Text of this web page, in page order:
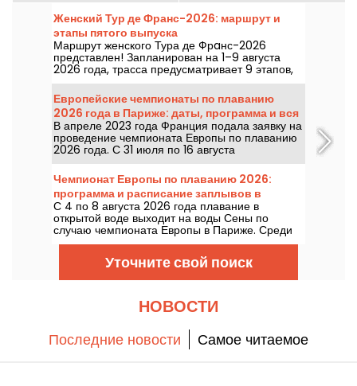
Женский Тур де Франс-2026: маршрут и
этапы пятого выпуска
Маршрут женского Тура де Фрaнс-2026
представлен! Запланирован на 1–9 августа
2026 года, трасса предусматривает 9 этапов,
старт — в Швейцарии, финиш — в Ницце.
Узнайте, что нас ждёт в этом году.
Европейские чемпионаты по плаванию
2026 года в Париже: даты, программа и вся
информация о соревновании
В апреле 2023 года Франция подала заявку на
проведение чемпионата Европы по плаванию
2026 года. С 31 июля по 16 августа
Олимпийский водный центр приглашает вас
прийти поддержать наших пловцов. Вот вся
информация, которую нужно знать о
соревновании и дисциплинах!
Чемпионат Европы по плаванию 2026:
программа и расписание заплывов в
открытой воде
С 4 по 8 августа 2026 года плавание в
открытой воде выходит на воды Сены по
случаю чемпионата Европы в Париже. Среди
дистанций 5 км, 10 км и смешанной эстафеты
лучшие водные марафонцы сразятся на фоне
легендарной природной обстановки.
Уточните свой поиск
НОВОСТИ
Последние новости Самое читаемое